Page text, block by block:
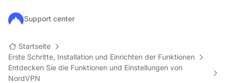
Zum Hauptinhalt springen
Support center
Startseite
Erste Schritte, Installation und Einrichten der Funktionen
Entdecken Sie die Funktionen und Einstellungen von
NordVPN